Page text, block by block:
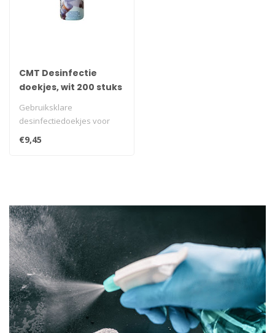
CMT Desinfectie
doekjes, wit 200 stuks
Gebruiksklare
desinfectiedoekjes voor
eenmalig gebruik. Met
toelating voor Neder..
€9,45